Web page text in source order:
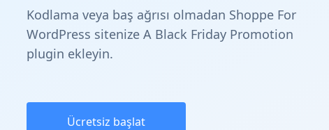
Kodlama veya baş ağrısı olmadan Shoppe For
WordPress sitenize A Black Friday Promotion
plugin ekleyin.
Ücretsiz başlat